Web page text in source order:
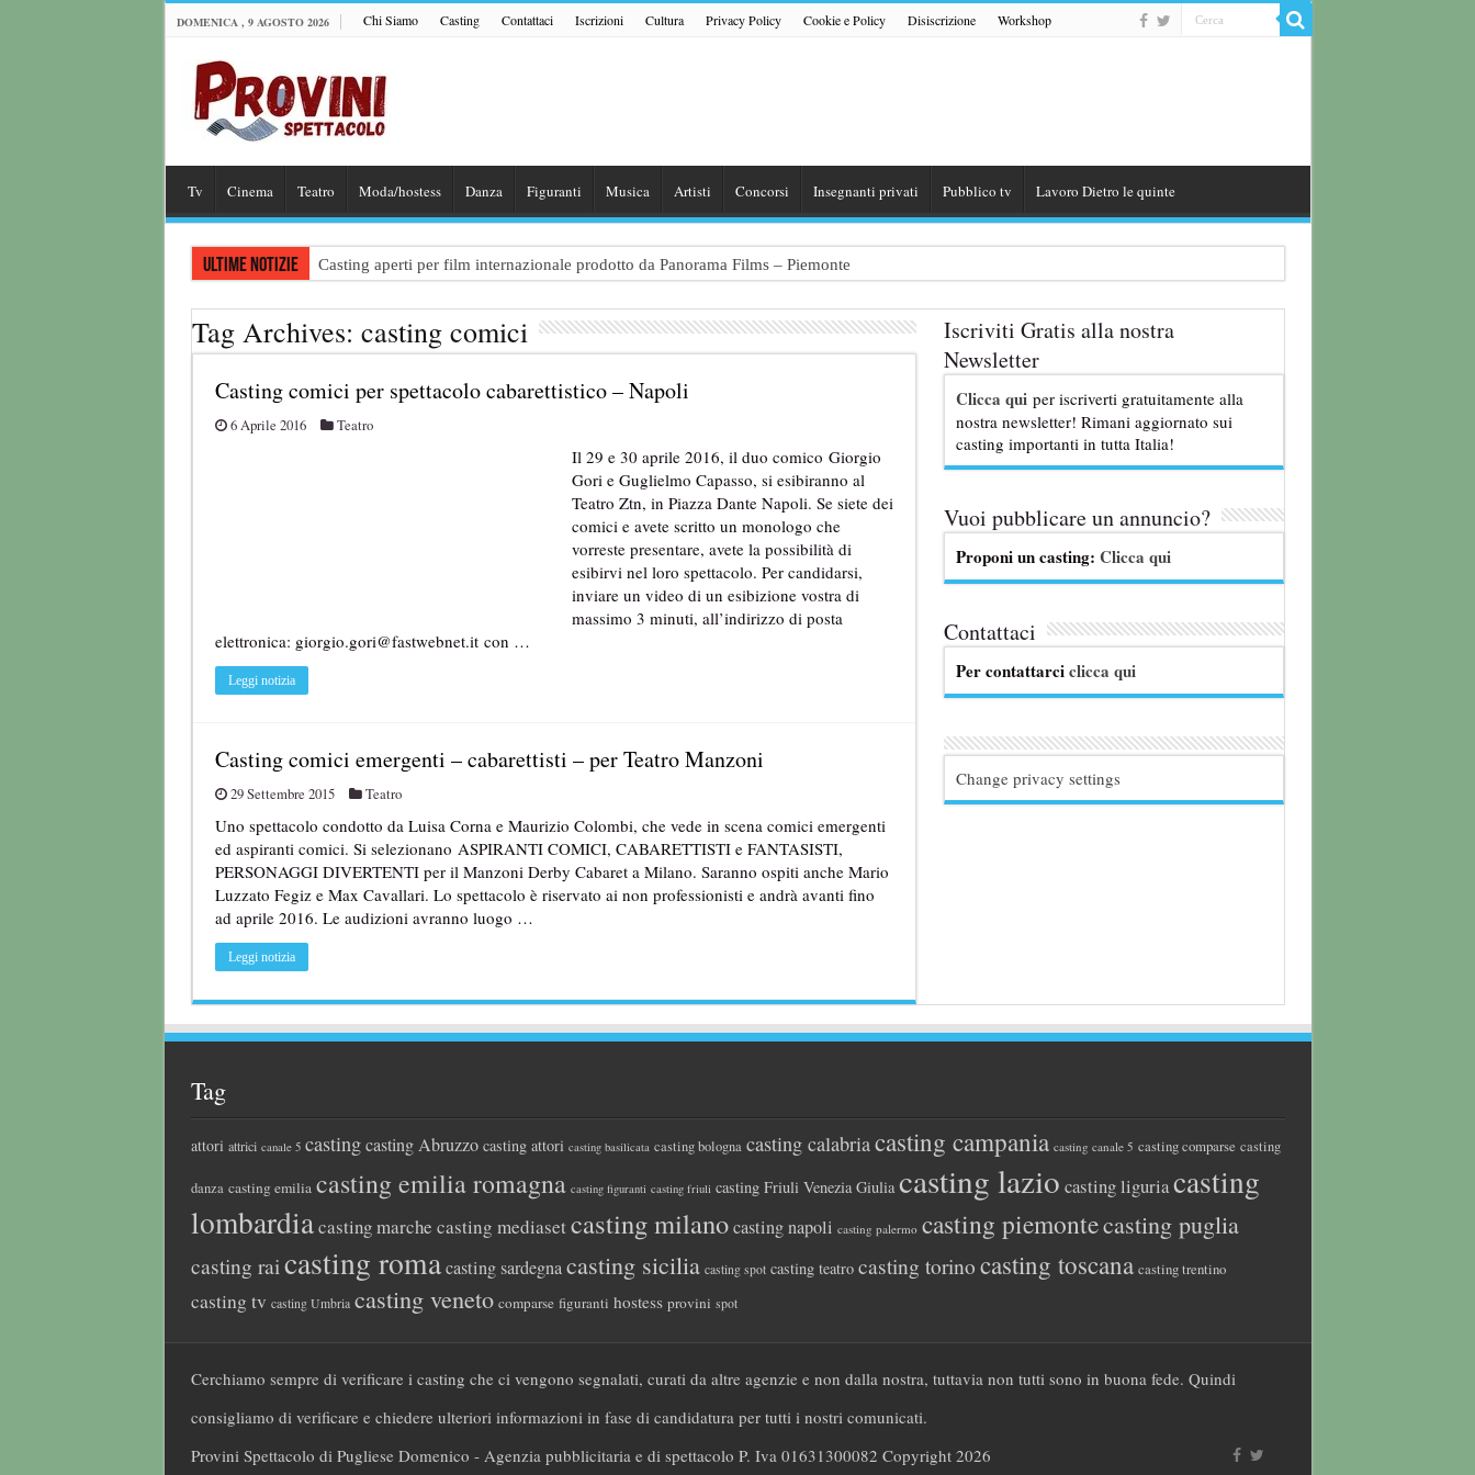
DOMENICA , 9 AGOSTO 2026 Chi Siamo Casting Contattaci Iscrizioni Cultura Privacy Policy Cookie e Policy Disiscrizione Workshop
Tv Cinema Teatro Moda/hostess Danza Figuranti Musica Artisti Concorsi Insegnanti privati Pubblico tv Lavoro Dietro le quinte
Ultime notizie Casting aperti per film internazionale prodotto da Panorama Films – Piemonte
Casting per coppia: Realizzazione shooting foto e video retribuito per hotel 4 stelle – Trentino
Tag Archives: casting comici
Casting comici per spettacolo cabarettistico – Napoli
6 Aprile 2016 Teatro
Il 29 e 30 aprile 2016, il duo comico Giorgio
Gori e Guglielmo Capasso, si esibiranno al
Teatro Ztn, in Piazza Dante Napoli. Se siete dei
comici e avete scritto un monologo che
vorreste presentare, avete la possibilità di
esibirvi nel loro spettacolo. Per candidarsi,
inviare un video di un esibizione vostra di
massimo 3 minuti, all’indirizzo di posta
elettronica: giorgio.gori@fastwebnet.it con …
Leggi notizia
Casting comici emergenti – cabarettisti – per Teatro Manzoni
29 Settembre 2015 Teatro
Uno spettacolo condotto da Luisa Corna e Maurizio Colombi, che vede in scena comici emergenti
ed aspiranti comici. Si selezionano ASPIRANTI COMICI, CABARETTISTI e FANTASISTI,
PERSONAGGI DIVERTENTI per il Manzoni Derby Cabaret a Milano. Saranno ospiti anche Mario
Luzzato Fegiz e Max Cavallari. Lo spettacolo è riservato ai non professionisti e andrà avanti fino
ad aprile 2016. Le audizioni avranno luogo …
Leggi notizia
Iscriviti Gratis alla nostra
Newsletter
Clicca qui per iscriverti gratuitamente alla
nostra newsletter! Rimani aggiornato sui
casting importanti in tutta Italia!
Vuoi pubblicare un annuncio?
Proponi un casting: Clicca qui
Contattaci
Per contattarciclicca qui
Change privacy settings
Tag
attori attrici canale 5 casting casting Abruzzo casting attori casting basilicata casting bologna casting calabriacasting campania casting canale 5 casting comparse casting
danza casting emilia casting emilia romagna casting figuranti casting friuli casting Friuli Venezia Giulia casting lazio casting liguriacasting
lombardiacasting marche casting mediasetcasting milano casting napoli casting palermo casting piemontecasting puglia
casting raicasting roma casting sardegna casting sicilia casting spot casting teatro casting torino casting toscana casting trentino
casting tv casting Umbria casting veneto comparse figuranti hostess provini spot
Cerchiamo sempre di verificare i casting che ci vengono segnalati, curati da altre agenzie e non dalla nostra, tuttavia non tutti sono in buona fede. Quindi
consigliamo di verificare e chiedere ulteriori informazioni in fase di candidatura per tutti i nostri comunicati.
Provini Spettacolo di Pugliese Domenico - Agenzia pubblicitaria e di spettacolo P. Iva 01631300082 Copyright 2026